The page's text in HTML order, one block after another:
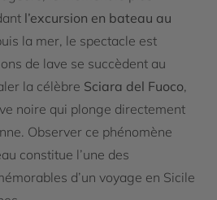
l’excursion en bateau au
la mer, le spectacle est
de lave se succèdent au
la célèbre Sciara del Fuoco,
noire qui plonge directement
Observer ce phénomène
constitue l’une des
d’un voyage en Sicile